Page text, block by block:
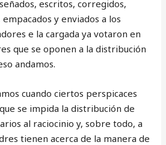
escritos, corregidos,
y enviados a los
e la cargada ya votaron en
que se oponen a la distribución
andamos.
cuando ciertos perspicaces
se impida la distribución de
al raciocinio y, sobre todo, a
tienen acerca de la manera de